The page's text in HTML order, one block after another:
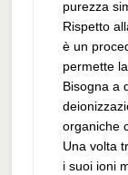
purezza
Rispetto
è un
permette
Bisogna a
organiche
Una volta
i suoi ioni